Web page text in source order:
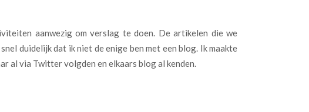
aanwezig om verslag te doen. De artikelen die we
duidelijk dat ik niet de enige ben met een blog. Ik maakte
al via Twitter volgden en elkaars blog al kenden.